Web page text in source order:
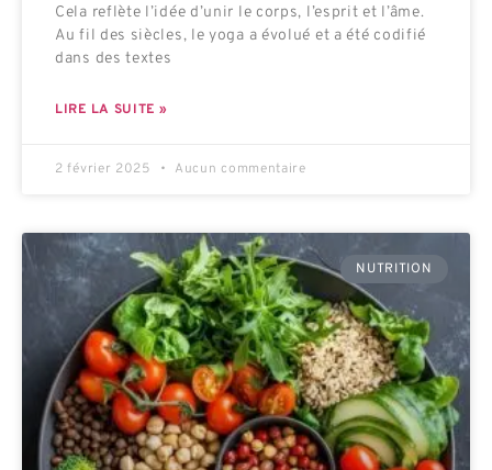
Cela reflète l’idée d’unir le corps, l’esprit et l’âme.
Au fil des siècles, le yoga a évolué et a été codifié
dans des textes
LIRE LA SUITE »
2 février 2025 Aucun commentaire
NUTRITION